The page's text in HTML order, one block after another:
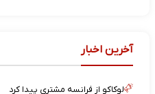
آخرین اخبار
لوکاکو از فرانسه مشتری پیدا کرد